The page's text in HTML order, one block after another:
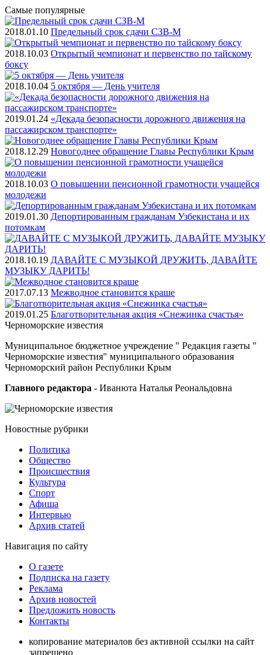
Самые популярные
2018.01.10 Предельный срок сдачи СЗВ-М
2018.10.03 Открытый чемпионат и первенство по тайскому
боксу
2018.10.04 5 октября — День учителя
2019.01.24 «Декада безопасности дорожного движения на
пассажирском транспорте»
2018.12.29 Новогоднее обращение Главы Республики Крым
2018.10.03 О повышении пенсионной грамотности учащейся
молодежи
2019.01.30 Депортированным гражданам Узбекистана и их
потомкам
2018.10.19 ДАВАЙТЕ С МУЗЫКОЙ ДРУЖИТЬ, ДАВАЙТЕ
МУЗЫКУ ДАРИТЬ!
2017.07.13 Межводное становится краше
2019.01.25 Благотворительная акция «Снежинка счастья»
Черноморские известия
Муниципальное бюджетное учреждение " Редакция газеты "
Черноморские известия" муниципального образования
Черноморский район Республики Крым
Главного редактора - Иванюта Наталья Реональдовна
Новостные рубрики
Политика
Общество
Проиcшествия
Культура
Спорт
Афиша
Интервью
Архив статей
Навигация по сайту
О газете
Подписка на газету
Реклама
Архив новостей
Предложить новость
Контакты
копирование материалов без активной ссылки на сайт
запрещено